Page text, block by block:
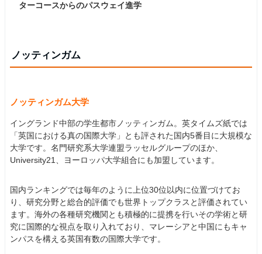
ターコースからのパスウェイ進学
ノッティンガム
ノッティンガム大学
イングランド中部の学生都市ノッティンガム。英タイムズ紙では
「英国における真の国際大学」とも評された国内5番目に大規模な
大学です。名門研究系大学連盟ラッセルグループのほか、
University21、ヨーロッパ大学組合にも加盟しています。
国内ランキングでは毎年のように上位30位以内に位置づけてお
り、研究分野と総合的評価でも世界トップクラスと評価されてい
ます。海外の各種研究機関とも積極的に提携を行いその学術と研
究に国際的な視点を取り入れており、マレーシアと中国にもキャ
ンパスを構える英国有数の国際大学です。